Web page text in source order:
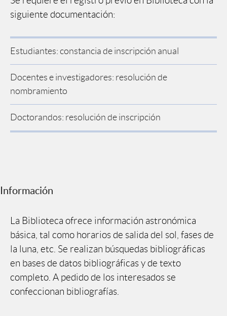
siguiente documentación:
Estudiantes: constancia de inscripción anual
Docentes e investigadores: resolución de
nombramiento
Doctorandos: resolución de inscripción
Información
La Biblioteca ofrece información astronómica
básica, tal como horarios de salida del sol, fases de
la luna, etc. Se realizan búsquedas bibliográficas
en bases de datos bibliográficas y de texto
completo. A pedido de los interesados se
confeccionan bibliografías.